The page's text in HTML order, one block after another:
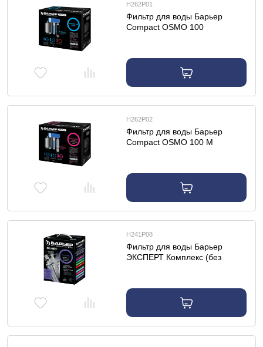
Н262Р01
Фильтр для воды Барьер
Compact OSMO 100
Н262Р02
Фильтр для воды Барьер
Compact OSMO 100 М
Н241Р08
Фильтр для воды Барьер
ЭКСПЕРТ Комплекс (без